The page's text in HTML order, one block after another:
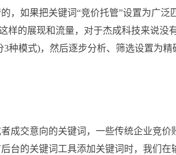
，如果把关键词“竞价托管”设置为广泛
样的展现和流量，对于杰成科技来说没
种模式)，然后逐步分析、筛选设置为精
成交意向的关键词，一些传统企业竞价
台的关键词工具添加关键词时，我们在